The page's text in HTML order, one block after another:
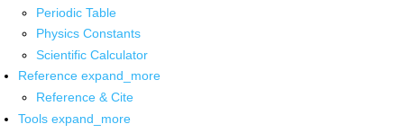
Periodic Table
Physics Constants
Scientific Calculator
Reference expand_more
Reference & Cite
Tools expand_more